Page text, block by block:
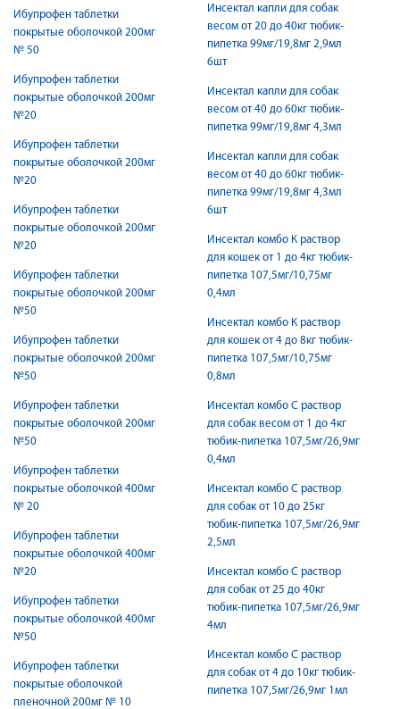
Ибупрофен таблетки
покрытые оболочкой 200мг
№ 50
Ибупрофен таблетки
покрытые оболочкой 200мг
№20
Ибупрофен таблетки
покрытые оболочкой 200мг
№20
Ибупрофен таблетки
покрытые оболочкой 200мг
№20
Ибупрофен таблетки
покрытые оболочкой 200мг
№50
Ибупрофен таблетки
покрытые оболочкой 200мг
№50
Ибупрофен таблетки
покрытые оболочкой 200мг
№50
Ибупрофен таблетки
покрытые оболочкой 400мг
№ 20
Ибупрофен таблетки
покрытые оболочкой 400мг
№20
Ибупрофен таблетки
покрытые оболочкой 400мг
№50
Ибупрофен таблетки
покрытые оболочкой
пленочной 200мг № 10
Инсектал капли для собак
весом от 20 до 40кг тюбик-
пипетка 99мг/19,8мг 2,9мл
6шт
Инсектал капли для собак
весом от 40 до 60кг тюбик-
пипетка 99мг/19,8мг 4,3мл
Инсектал капли для собак
весом от 40 до 60кг тюбик-
пипетка 99мг/19,8мг 4,3мл
6шт
Инсектал комбо К раствор
для кошек от 1 до 4кг тюбик-
пипетка 107,5мг/10,75мг
0,4мл
Инсектал комбо К раствор
для кошек от 4 до 8кг тюбик-
пипетка 107,5мг/10,75мг
0,8мл
Инсектал комбо С раствор
для собак весом от 1 до 4кг
тюбик-пипетка 107,5мг/26,9мг
0,4мл
Инсектал комбо С раствор
для собак от 10 до 25кг
тюбик-пипетка 107,5мг/26,9мг
2,5мл
Инсектал комбо С раствор
для собак от 25 до 40кг
тюбик-пипетка 107,5мг/26,9мг
4мл
Инсектал комбо С раствор
для собак от 4 до 10кг тюбик-
пипетка 107,5мг/26,9мг 1мл